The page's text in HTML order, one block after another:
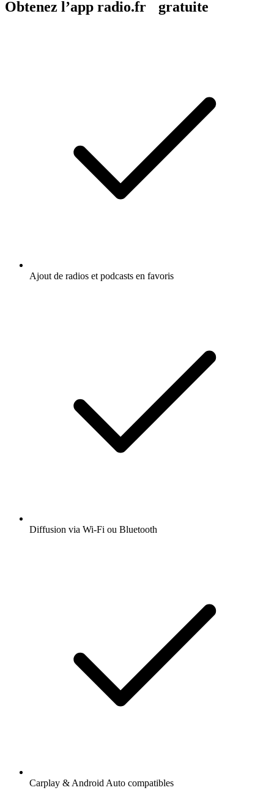
Obtenez l’app radio.fr gratuite
Ajout de radios et podcasts en favoris
Diffusion via Wi-Fi ou Bluetooth
Carplay & Android Auto compatibles